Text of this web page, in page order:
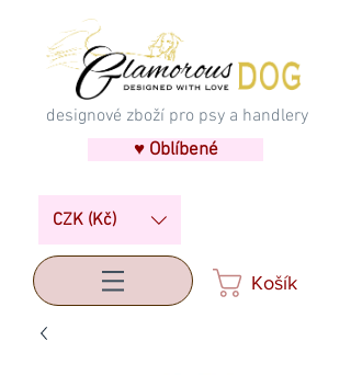
designové zboží pro psy a handlery
♥ Oblíbené
CZK (Kč)
Košík